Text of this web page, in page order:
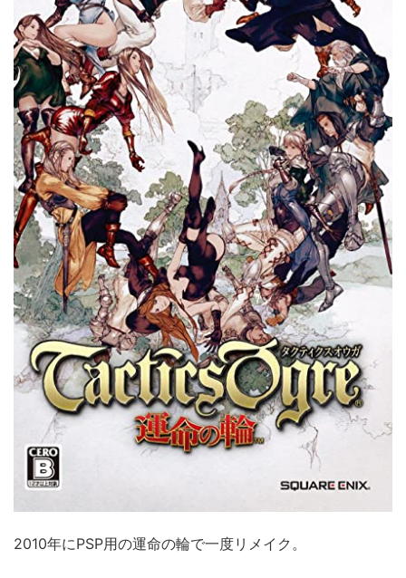
2010年にPSP用の運命の輪で一度リメイク。